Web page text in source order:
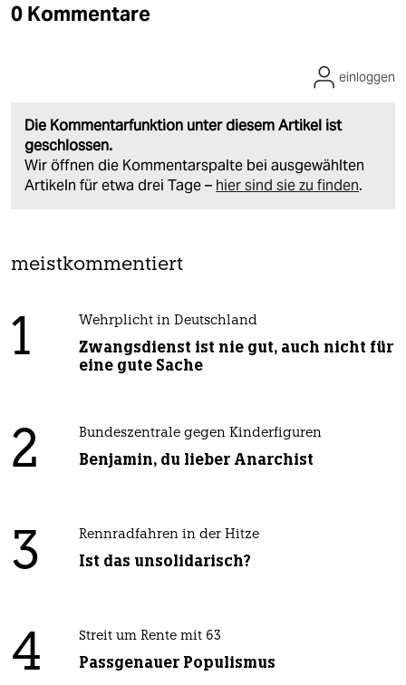
0 Kommentare
Die Kommentarfunktion unter diesem Artikel ist
geschlossen.
Wir öffnen die Kommentarspalte bei ausgewählten
Artikeln für etwa drei Tage – hier sind sie zu finden.
einloggen
meistkommentiert
1 Wehrplicht in Deutschland
Zwangsdienst ist nie gut, auch nicht für
eine gute Sache
2 Bundeszentrale gegen Kinderfiguren
Benjamin, du lieber Anarchist
3 Rennradfahren in der Hitze
Ist das unsolidarisch?
4 Streit um Rente mit 63
Passgenauer Populismus